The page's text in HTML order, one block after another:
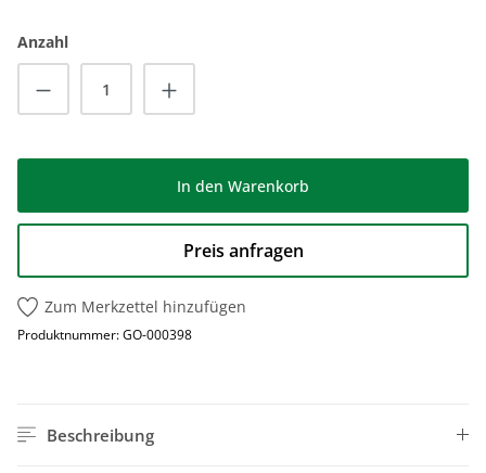
Anzahl
Produkt Anzahl: Gib den gewünschten
In den Warenkorb
Preis anfragen
Zum Merkzettel hinzufügen
Produktnummer:GO-000398
Beschreibung